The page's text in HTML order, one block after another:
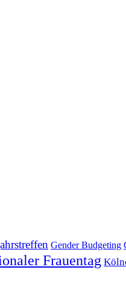
Gender Budgeting
Frauentag